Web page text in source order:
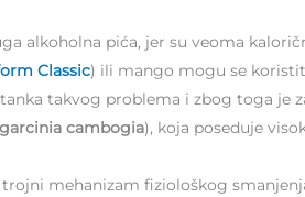
alkoholna pića, jer su veoma
Classic) ili mango mogu se
takvog problema i zbog toga je
garcinia cambogia), koja poseduje
mehanizam fiziološkog